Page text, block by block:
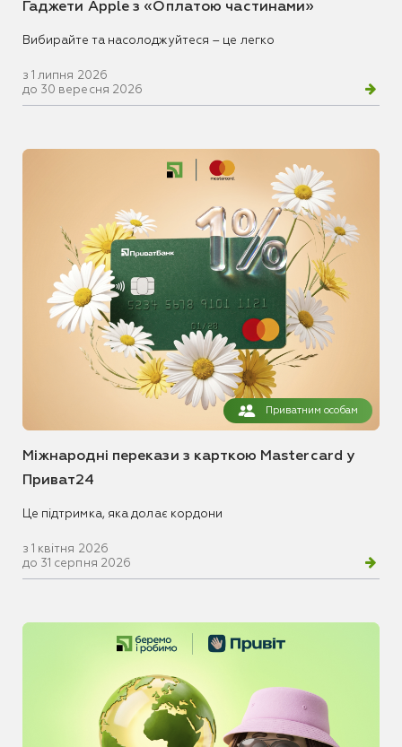
Гаджети Apple з «Оплатою частинами»
Вибирайте та насолоджуйтеся – це легко
з 1 липня 2026
до 30 вересня 2026
Приватним особам
Міжнародні перекази з карткою Mastercard у
Приват24
Це підтримка, яка долає кордони
з 1 квітня 2026
до 31 серпня 2026